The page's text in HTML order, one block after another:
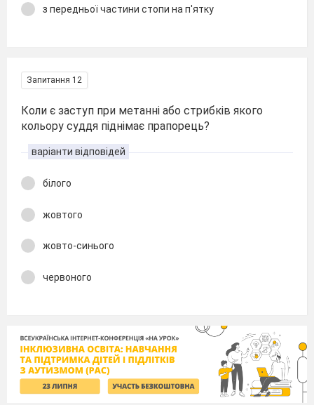
з передньої частини стопи на п′ятку
Запитання 12
Коли є заступ при метанні або стрибків якого
кольору суддя піднімає прапорець?
варіанти відповідей
білого
жовтого
жовто-синього
червоного